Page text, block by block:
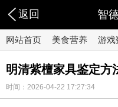
返回 智
网站首页 美食营养 游戏
明清紫檀家具鉴定方
时间：2026-04-22 17:27:34